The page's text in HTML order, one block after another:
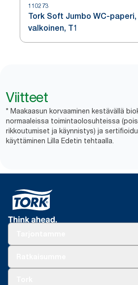
110273
Tork Soft Jumbo WC-paperi,
valkoinen, T1
Viitteet
* Maakaasun korvaaminen kestävällä
normaaleissa toimintaolosuhteissa
rikkoutumiset ja käynnistys) ja
käyttäminen Lilla Edetin tehtaalla.